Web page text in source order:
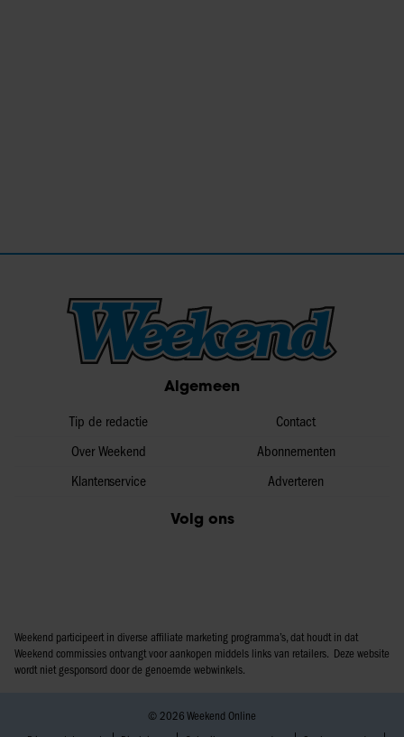
Algemeen
Tip de redactie
Over Weekend
Klantenservice
Contact
Abonnementen
Adverteren
Volg ons
Weekend participeert in diverse affiliate marketing programma’s, dat houdt in dat
Weekend commissies ontvangt voor aankopen middels links van retailers. Deze website
wordt niet gesponsord door de genoemde webwinkels.
© 2026 Weekend Online